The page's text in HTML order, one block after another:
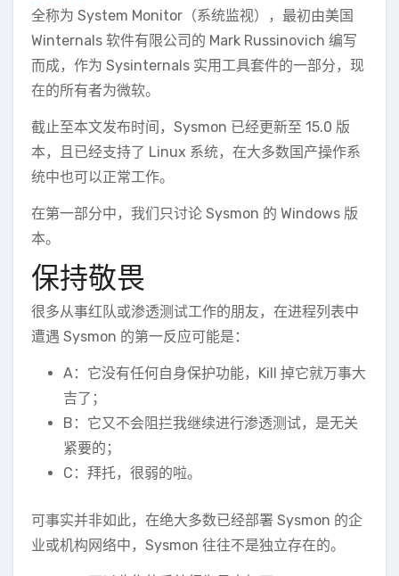
全称为 System Monitor（系统监视），最初由美国
Winternals 软件有限公司的 Mark Russinovich 编写
而成，作为 Sysinternals 实用工具套件的一部分，现
在的所有者为微软。
截止至本文发布时间，Sysmon 已经更新至 15.0 版
本，且已经支持了 Linux 系统，在大多数国产操作系
统中也可以正常工作。
在第一部分中，我们只讨论 Sysmon 的 Windows 版
本。
保持敬畏
很多从事红队或渗透测试工作的朋友，在进程列表中
遭遇 Sysmon 的第一反应可能是：
A：它没有任何自身保护功能，Kill 掉它就万事大
吉了；
B：它又不会阻拦我继续进行渗透测试，是无关
紧要的；
C：拜托，很弱的啦。
可事实并非如此，在绝大多数已经部署 Sysmon 的企
业或机构网络中，Sysmon 往往不是独立存在的。